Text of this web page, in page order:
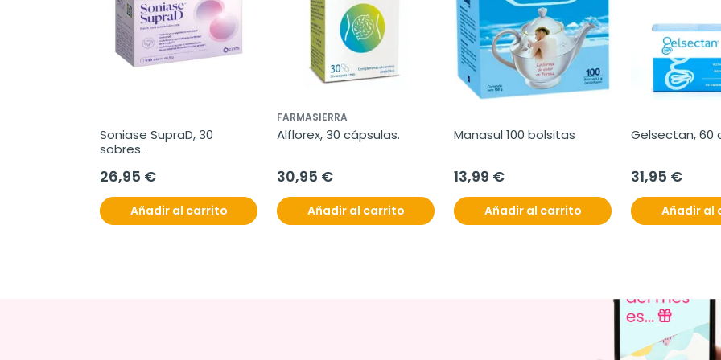
Soniase SupraD, 30
sobres.
26,95 €
Añadir al carrito
FARMASIERRA
Alflorex, 30 cápsulas.
30,95 €
Añadir al carrito
Manasul 100 bolsitas
13,99 €
Añadir al carrito
Gelsectan, 60
31,95 €
Añadir al